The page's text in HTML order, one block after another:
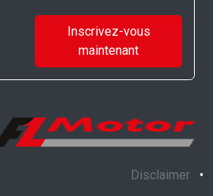
Inscrivez-vous
maintenant
Disclaimer •